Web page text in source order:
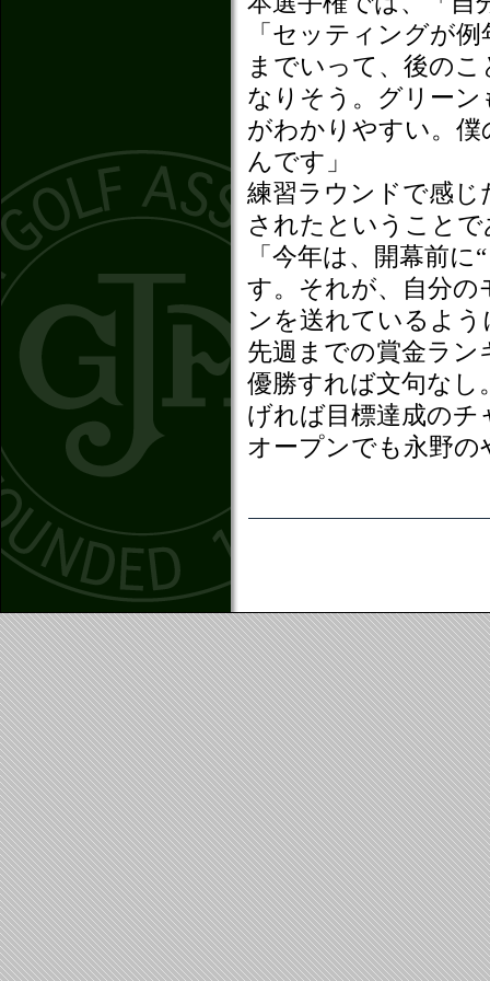
「セッティングが
までいって、後の
なりそう。グリー
がわかりやすい。
んです」
練習ラウンドで感
されたということ
「今年は、開幕前
す。それが、自分
ンを送れているよ
先週までの賞金ラン
優勝すれば文句な
げれば目標達成の
オープンでも永野